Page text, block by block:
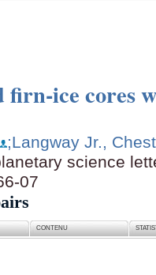
ice cores
;Langway Jr.,
science
07
CONTENU